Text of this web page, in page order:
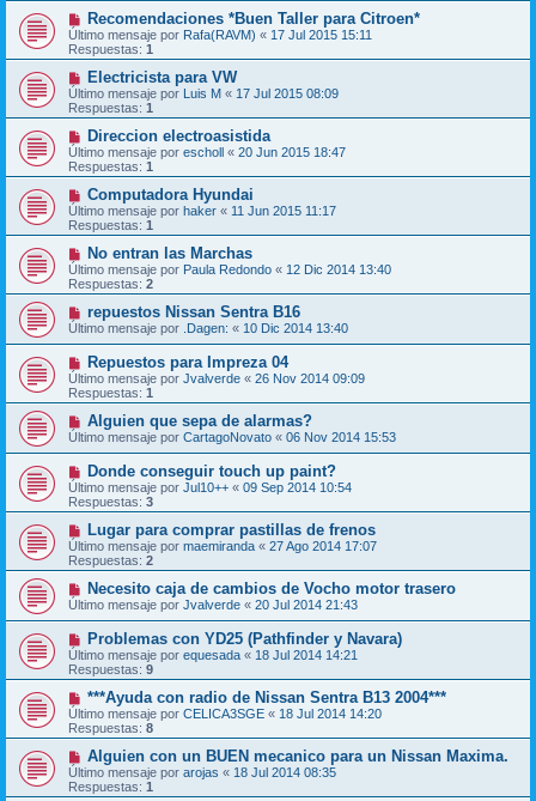
Recomendaciones *Buen Taller para Citroen*
Último mensaje por Rafa(RAVM) « 17 Jul 2015 15:11
Respuestas: 1
Electricista para VW
Último mensaje por Luis M « 17 Jul 2015 08:09
Respuestas: 1
Direccion electroasistida
Último mensaje por escholl « 20 Jun 2015 18:47
Respuestas: 1
Computadora Hyundai
Último mensaje por haker « 11 Jun 2015 11:17
Respuestas: 1
No entran las Marchas
Último mensaje por Paula Redondo « 12 Dic 2014 13:40
Respuestas: 2
repuestos Nissan Sentra B16
Último mensaje por .Dagen: « 10 Dic 2014 13:40
Repuestos para Impreza 04
Último mensaje por Jvalverde « 26 Nov 2014 09:09
Respuestas: 1
Alguien que sepa de alarmas?
Último mensaje por CartagoNovato « 06 Nov 2014 15:53
Donde conseguir touch up paint?
Último mensaje por Jul10++ « 09 Sep 2014 10:54
Respuestas: 3
Lugar para comprar pastillas de frenos
Último mensaje por maemiranda « 27 Ago 2014 17:07
Respuestas: 2
Necesito caja de cambios de Vocho motor trasero
Último mensaje por Jvalverde « 20 Jul 2014 21:43
Problemas con YD25 (Pathfinder y Navara)
Último mensaje por equesada « 18 Jul 2014 14:21
Respuestas: 9
***Ayuda con radio de Nissan Sentra B13 2004***
Último mensaje por CELICA3SGE « 18 Jul 2014 14:20
Respuestas: 8
Alguien con un BUEN mecanico para un Nissan Maxima.
Último mensaje por arojas « 18 Jul 2014 08:35
Respuestas: 1